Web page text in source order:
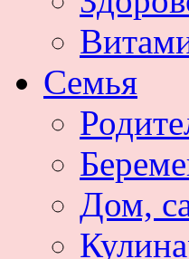
Семья
Дом,